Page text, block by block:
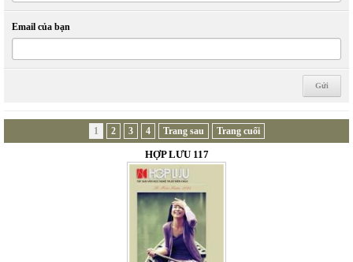
Email của bạn
1 2 3 4 Trang sau Trang cuối
HỢP LƯU 117